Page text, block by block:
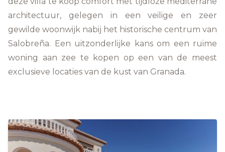
architectuur, gelegen in een veilige en zeer
gewilde woonwijk nabij het historische centrum van
Salobreña. Een uitzonderlijke kans om een ruime
woning aan zee te kopen op een van de meest
exclusieve locaties van de kust van Granada.